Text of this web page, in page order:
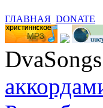
ГЛАВНАЯ DONATE